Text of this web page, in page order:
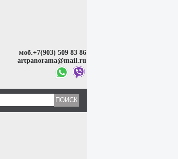
моб.+7(903) 509 83 86
artpanorama@mail.ru